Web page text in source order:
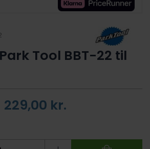
Tool BBT-22 til
229,00 kr.